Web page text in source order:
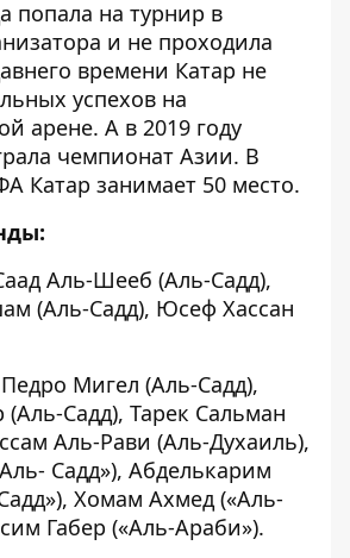
попала на турнир в
и не проходила
времени Катар не
успехов на
арене. А в 2019 году
чемпионат Азии. В
Катар занимает 50 место.
Аль-Шееб (Аль-Садд),
(Аль-Садд), Юсеф Хассан
Педро Мигел (Аль-Садд),
Садд), Тарек Сальман
Аль-Рави (Аль-Духаиль),
Садд»), Абделькарим
Хомам Ахмед («Аль-
Габер («Аль-Араби»).